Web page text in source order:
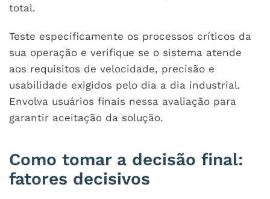
total.
Teste especificamente os processos críticos da
sua operação e verifique se o sistema atende
aos requisitos de velocidade, precisão e
usabilidade exigidos pelo dia a dia industrial.
Envolva usuários finais nessa avaliação para
garantir aceitação da solução.
Como tomar a decisão final:
fatores decisivos